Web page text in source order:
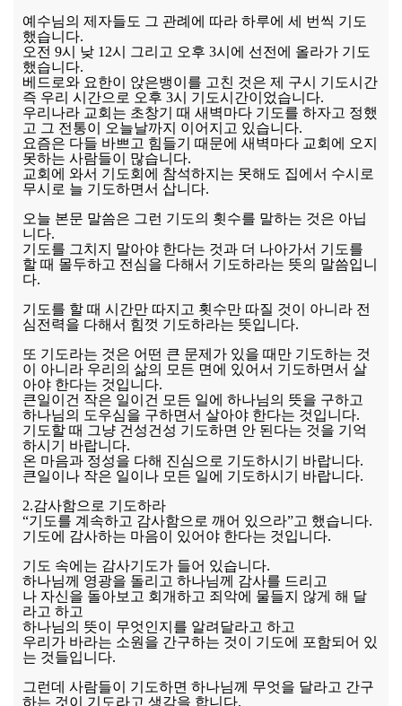
예수님의 제자들도 그 관례에 따라 하루에 세 번씩 기도
했습니다.
오전 9시 낮 12시 그리고 오후 3시에 선전에 올라가 기도
했습니다.
베드로와 요한이 앉은뱅이를 고친 것은 제 구시 기도시간
즉 우리 시간으로 오후 3시 기도시간이었습니다.
우리나라 교회는 초창기 때 새벽마다 기도를 하자고 정했
고 그 전통이 오늘날까지 이어지고 있습니다.
요즘은 다들 바쁘고 힘들기 때문에 새벽마다 교회에 오지
못하는 사람들이 많습니다.
교회에 와서 기도회에 참석하지는 못해도 집에서 수시로
무시로 늘 기도하면서 삽니다.
오늘 본문 말씀은 그런 기도의 횟수를 말하는 것은 아닙
니다.
기도를 그치지 말아야 한다는 것과 더 나아가서 기도를
할 때 몰두하고 전심을 다해서 기도하라는 뜻의 말씀입니
다.
기도를 할 때 시간만 따지고 횟수만 따질 것이 아니라 전
심전력을 다해서 힘껏 기도하라는 뜻입니다.
또 기도라는 것은 어떤 큰 문제가 있을 때만 기도하는 것
이 아니라 우리의 삶의 모든 면에 있어서 기도하면서 살
아야 한다는 것입니다.
큰일이건 작은 일이건 모든 일에 하나님의 뜻을 구하고
하나님의 도우심을 구하면서 살아야 한다는 것입니다.
기도할 때 그냥 건성건성 기도하면 안 된다는 것을 기억
하시기 바랍니다.
온 마음과 정성을 다해 진심으로 기도하시기 바랍니다.
큰일이나 작은 일이나 모든 일에 기도하시기 바랍니다.
2.감사함으로 기도하라
“기도를 계속하고 감사함으로 깨어 있으라”고 했습니다.
기도에 감사하는 마음이 있어야 한다는 것입니다.
기도 속에는 감사기도가 들어 있습니다.
하나님께 영광을 돌리고 하나님께 감사를 드리고
나 자신을 돌아보고 회개하고 죄악에 물들지 않게 해 달
라고 하고
하나님의 뜻이 무엇인지를 알려달라고 하고
우리가 바라는 소원을 간구하는 것이 기도에 포함되어 있
는 것들입니다.
그런데 사람들이 기도하면 하나님께 무엇을 달라고 간구
하는 것이 기도라고 생각을 합니다.